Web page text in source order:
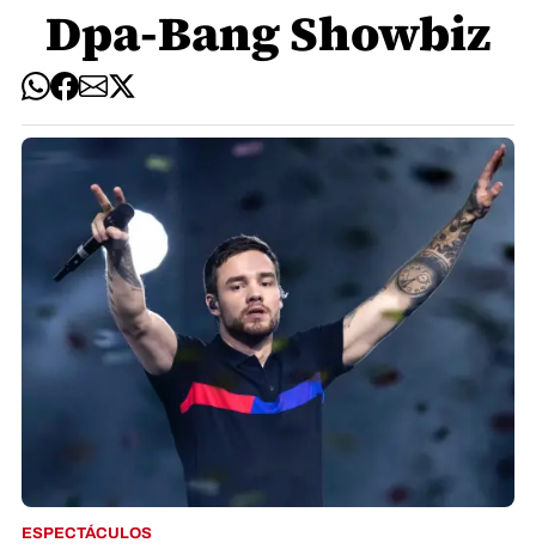
Dpa-Bang Showbiz
ESPECTÁCULOS